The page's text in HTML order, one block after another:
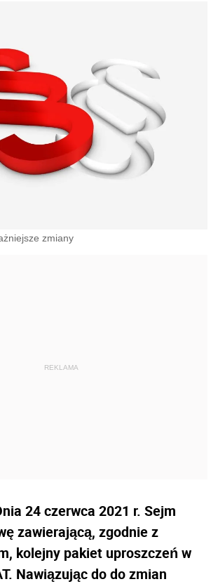
zmiany
24 czerwca 2021 r. Sejm
zawierającą, zgodnie z
kolejny pakiet uproszczeń w
Nawiązując do do zmian